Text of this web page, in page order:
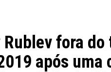
fora
após